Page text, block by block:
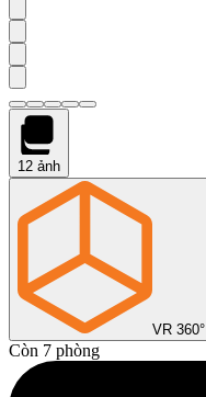
12 ảnh
VR 360°
Còn 7 phòng